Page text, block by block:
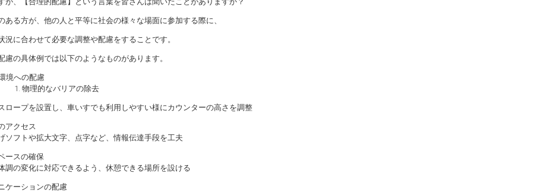
ある方が、他の人と平等に社会の様々な場面に参加する際に、
況に合わせて必要な調整や配慮をすることです。
慮の具体例では以下のようなものがあります。
境への配慮
物理的なバリアの除去
ロープを設置し、車いすでも利用しやすい様にカウンターの高さを調整
アクセス
ソフトや拡大文字、点字など、情報伝達手段を工夫
ースの確保
調の変化に対応できるよう、休憩できる場所を設ける
ケーションの配慮